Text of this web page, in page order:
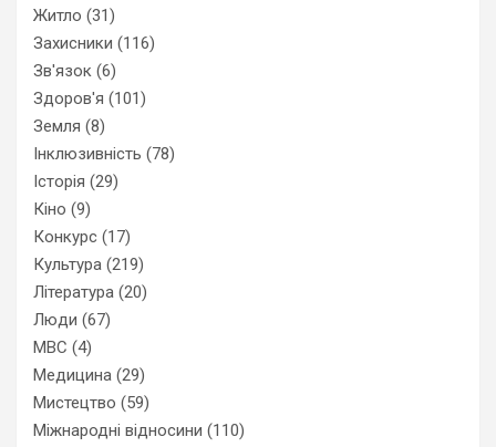
Житло (31)
Захисники (116)
Зв'язок (6)
Здоров'я (101)
Земля (8)
Інклюзивність (78)
Історія (29)
Кіно (9)
Конкурс (17)
Культура (219)
Література (20)
Люди (67)
МВС (4)
Медицина (29)
Мистецтво (59)
Міжнародні відносини (110)